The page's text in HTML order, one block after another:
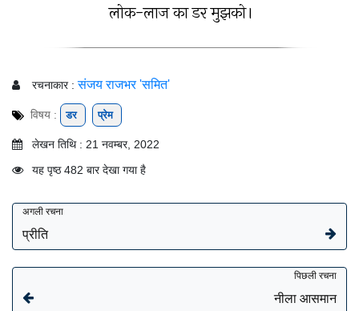
लोक-लाज का डर मुझको।
रचनाकार : संजय राजभर 'समित'
विषय : डर प्रेम
लेखन तिथि : 21 नवम्बर, 2022
यह पृष्ठ 482 बार देखा गया है
अगली रचना
प्रीति
पिछली रचना
नीला आसमान